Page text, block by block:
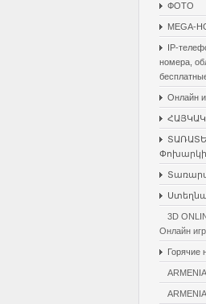
ФОТО
MEGA-
IP-
номера,
Онлайн
3D
Онлайн
Горячие